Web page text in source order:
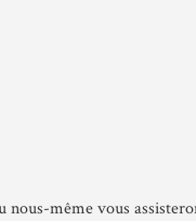
même vous